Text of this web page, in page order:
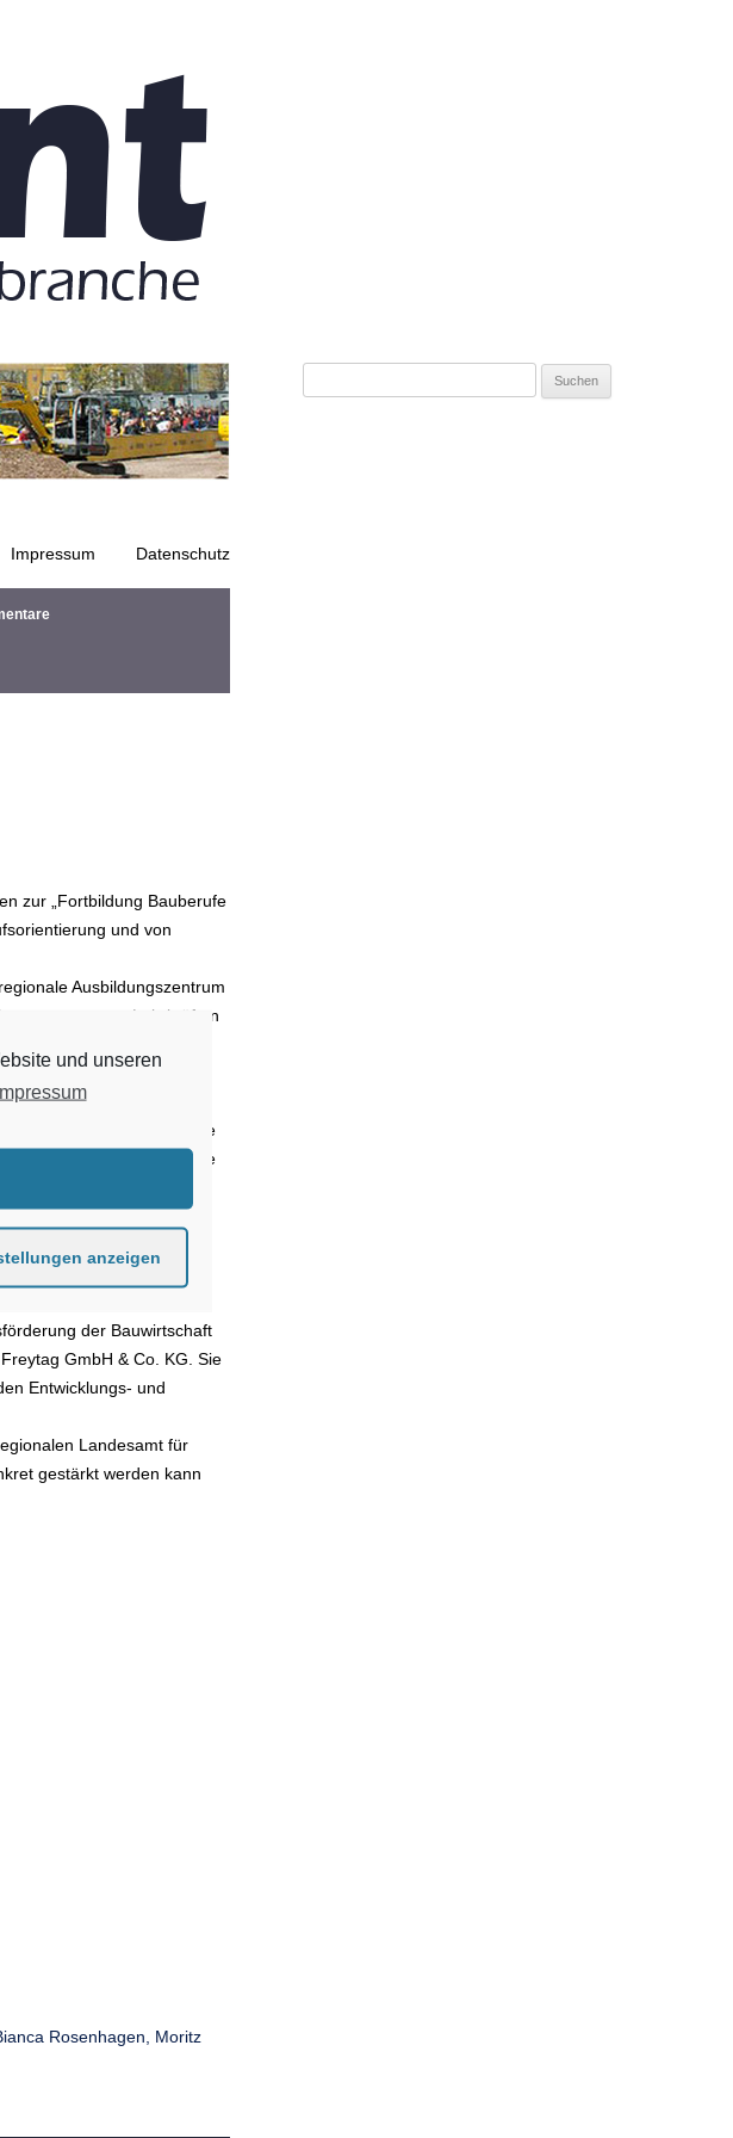
Impressum Datenschutz
zur „Fortbildung Bauberufe
und von
Ausbildungszentrum
Lehrkräften
Bau zu begeistern. Mit
Die Bauindustrie ist die
– keine Wende
Niedersachsen
beraten,
verbessern.“
der Bauwirtschaft
GmbH & Co. KG. Sie
Entwicklungs- und
Landesamt für
gestärkt werden kann
Rosenhagen, Moritz
und unseren
Impressum
anzeigen